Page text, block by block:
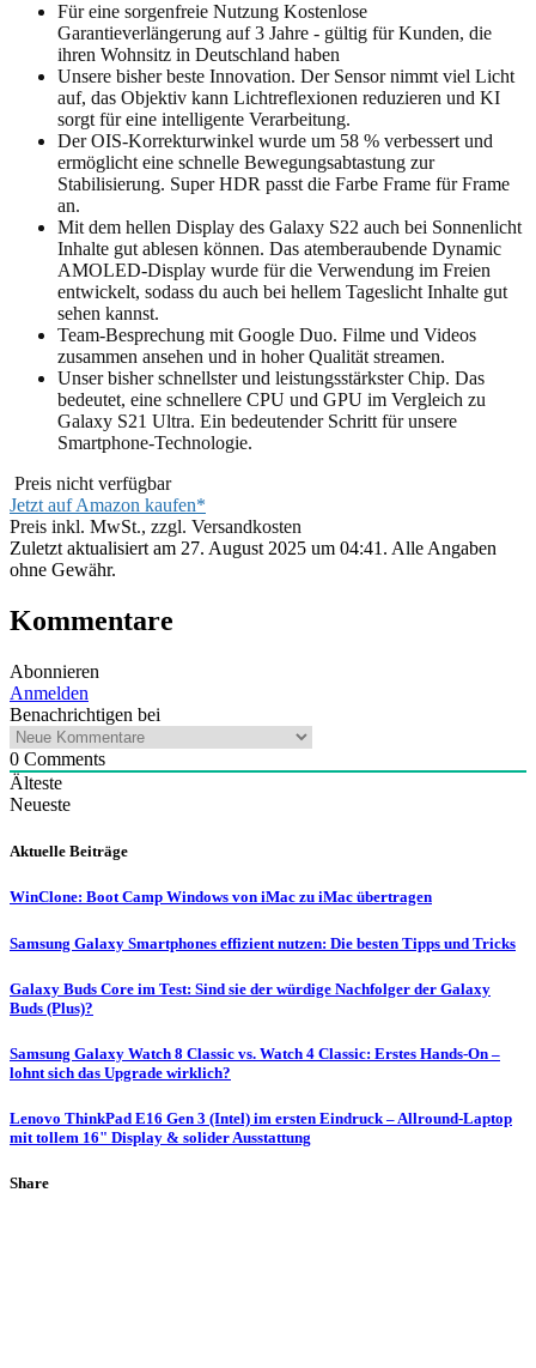
Für eine sorgenfreie Nutzung Kostenlose
Garantieverlängerung auf 3 Jahre - gültig für Kunden, die
ihren Wohnsitz in Deutschland haben
Unsere bisher beste Innovation. Der Sensor nimmt viel Licht
auf, das Objektiv kann Lichtreflexionen reduzieren und KI
sorgt für eine intelligente Verarbeitung.
Der OIS-Korrekturwinkel wurde um 58 % verbessert und
ermöglicht eine schnelle Bewegungsabtastung zur
Stabilisierung. Super HDR passt die Farbe Frame für Frame
an.
Mit dem hellen Display des Galaxy S22 auch bei Sonnenlicht
Inhalte gut ablesen können. Das atemberaubende Dynamic
AMOLED-Display wurde für die Verwendung im Freien
entwickelt, sodass du auch bei hellem Tageslicht Inhalte gut
sehen kannst.
Team-Besprechung mit Google Duo. Filme und Videos
zusammen ansehen und in hoher Qualität streamen.
Unser bisher schnellster und leistungsstärkster Chip. Das
bedeutet, eine schnellere CPU und GPU im Vergleich zu
Galaxy S21 Ultra. Ein bedeutender Schritt für unsere
Smartphone-Technologie.
Preis nicht verfügbar
Jetzt auf Amazon kaufen*
Preis inkl. MwSt., zzgl. Versandkosten
Zuletzt aktualisiert am 27. August 2025 um 04:41. Alle Angaben
ohne Gewähr.
Kommentare
Abonnieren
Anmelden
Benachrichtigen bei
0 Comments
Älteste
Neueste
Aktuelle Beiträge
WinClone: Boot Camp Windows von iMac zu iMac übertragen
Samsung Galaxy Smartphones effizient nutzen: Die besten Tipps und Tricks
Galaxy Buds Core im Test: Sind sie der würdige Nachfolger der Galaxy
Buds (Plus)?
Samsung Galaxy Watch 8 Classic vs. Watch 4 Classic: Erstes Hands-On –
lohnt sich das Upgrade wirklich?
Lenovo ThinkPad E16 Gen 3 (Intel) im ersten Eindruck – Allround-Laptop
mit tollem 16" Display & solider Ausstattung
Share